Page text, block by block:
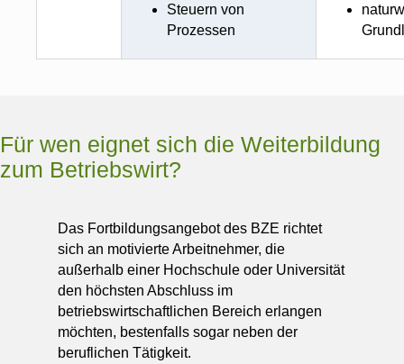
Steuern von
Prozessen
Für wen eignet sich die Weiterbildung
zum Betriebswirt?
Das Fortbildungsangebot des BZE richtet
sich an motivierte Arbeitnehmer, die
außerhalb einer Hochschule oder Universität
den höchsten Abschluss im
betriebswirtschaftlichen Bereich erlangen
möchten, bestenfalls sogar neben der
beruflichen Tätigkeit.